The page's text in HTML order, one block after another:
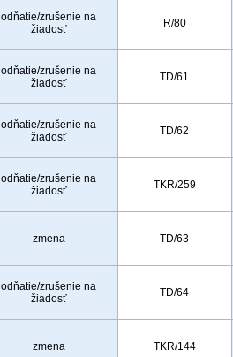
odňatie/zrušenie na
žiadosť
R/80
odňatie/zrušenie na
žiadosť
TD/61
odňatie/zrušenie na
žiadosť
TD/62
odňatie/zrušenie na
žiadosť
TKR/259
zmena TD/63
odňatie/zrušenie na
žiadosť
TD/64
zmena TKR/144